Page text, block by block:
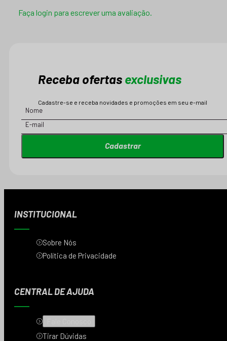
Faça login para escrever uma avaliação.
Receba ofertas exclusivas
Cadastre-se e receba novidades e promoções em seu e-mail
Cadastrar
INSTITUCIONAL
Sobre Nós
Política de Privacidade
CENTRAL DE AJUDA
Tirar Dúvidas